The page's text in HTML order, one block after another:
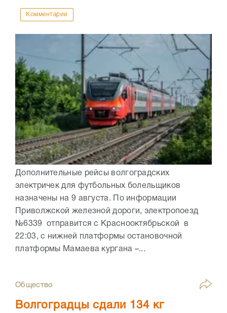
Комментарии
Дополнительные рейсы волгоградских
электричек для футбольных болельщиков
назначены на 9 августа. По информации
Приволжской железной дороги, электропоезд
№6339 отправится с Краснооктябрьской в
22:03, с нижней платформы остановочной
платформы Мамаева кургана –...
Общество
Волгоградцы сдали 134 кг